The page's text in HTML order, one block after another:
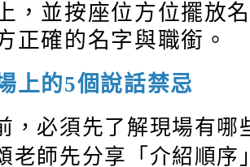
，並按座位方位擺放
正確的名字與職銜。
上的5個說話禁忌
，必須先了解現場有哪
老師先分享「介紹順